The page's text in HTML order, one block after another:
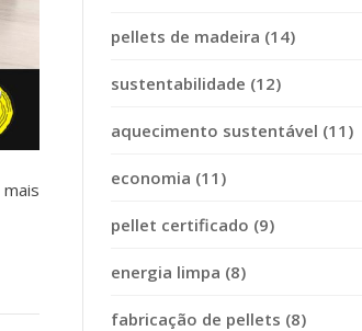
pellets de madeira (14)
sustentabilidade (12)
aquecimento sustentável (11)
economia (11)
pellet certificado (9)
energia limpa (8)
fabricação de pellets (8)